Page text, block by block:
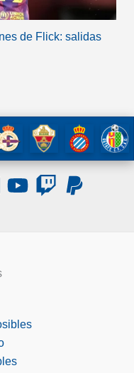
de Flick: salidas